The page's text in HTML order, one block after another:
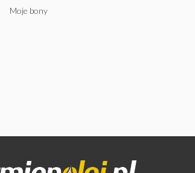
Moje bony